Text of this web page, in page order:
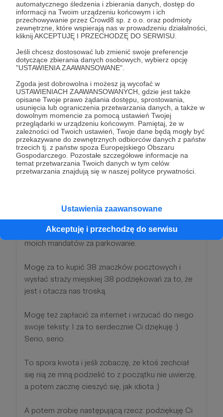
automatycznego śledzenia i zbierania danych, dostęp do
informacji na Twoim urządzeniu końcowym i ich
przechowywanie przez Crowd8 sp. z o.o. oraz podmioty
zewnętrzne, które wspierają nas w prowadzeniu działalności,
kliknij AKCEPTUJĘ I PRZECHODZĘ DO SERWISU.
Jeśli chcesz dostosować lub zmienić swoje preferencje
dotyczące zbierania danych osobowych, wybierz opcję
"USTAWIENIA ZAAWANSOWANE".
Zgoda jest dobrowolna i możesz ją wycofać w
USTAWIENIACH ZAAWANSOWANYCH, gdzie jest także
opisane Twoje prawo żądania dostępu, sprostowania,
usunięcia lub ograniczenia przetwarzania danych, a także w
dowolnym momencie za pomocą ustawień Twojej
przeglądarki w urządzeniu końcowym. Pamiętaj, że w
zależności od Twoich ustawień, Twoje dane będą mogły być
przekazywane do zewnętrznych odbiorców danych z państw
trzecich tj. z państw spoza Europejskiego Obszaru
Gospodarczego. Pozostałe szczegółowe informacje na
temat przetwarzania Twoich danych w tym celów
przetwarzania znajdują się w naszej polityce prywatności.
Ustawienia zaawansowane
Akceptuję i przechodzę do serwisu
Jak ja Ci się odwdzięczę? Dla Ciebie przeproszę
się nawet z metodą blogerek modowych i wezmę
z nich przykład. Mogę podpisać się na zdjęciu i
wyżej.
Dziękuję!
Patroni: 0
100 zł miesięcznie
100 zł to już jest coś.
Mogę sobie za to opłacić na przykład jeden z 14
moich mandatów za parkowanie.
Mogę za to kupić 38 znaczków pocztowych i
wysłać straży miejskiej 38 podziękowań za to, że
jest i otacza nas troską.
Mogę też zapłacić za internet i wrzucać do niego
swoje teksty. I za to serdecznie Ci dziękuję :)
Serio, serio.
To spora kwota i jeśli zobaczę, że ktoś zechciał
się nią ze mną podzielić to z początku nie uwierzę,
a potem zacznę cieszyć się, jak idiota :)
A potem zrobię następującą rzecz: podziękuję Ci